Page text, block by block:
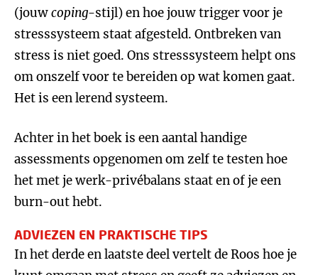
(jouwcoping-stijl) en hoe jouw trigger voor je
stresssysteem staat afgesteld. Ontbreken van
stress is niet goed. Ons stresssysteem helpt ons
om onszelf voor te bereiden op wat komen gaat.
Het is een lerend systeem.
Achter in het boek is een aantal handige
assessments opgenomen om zelf te testen hoe
het met je werk-privébalans staat en of je een
burn-out hebt.
ADVIEZEN EN PRAKTISCHE TIPS
In het derde en laatste deel vertelt de Roos hoe je